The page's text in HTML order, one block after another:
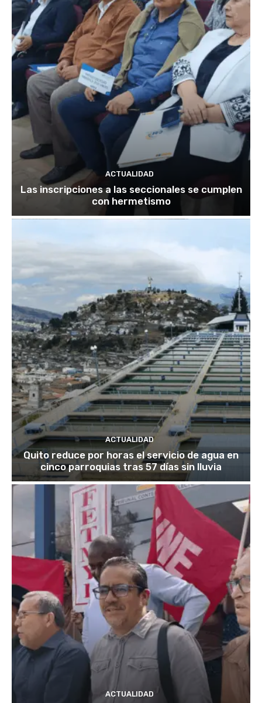
ACTUALIDAD
Las inscripciones a las seccionales se cumplen
con hermetismo
ACTUALIDAD
Quito reduce por horas el servicio de agua en
cinco parroquias tras 57 días sin lluvia
ACTUALIDAD